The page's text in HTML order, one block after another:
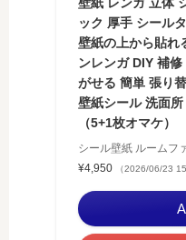
壁紙 レンガ 立体
ック 厚手 シール
壁紙の上から貼れ
ンレンガ DIY 補
がせる 簡単 張り
壁紙シール 洗面
（5+1枚オマケ）
シール壁紙 ルームフ
¥4,950
（2026/06/23